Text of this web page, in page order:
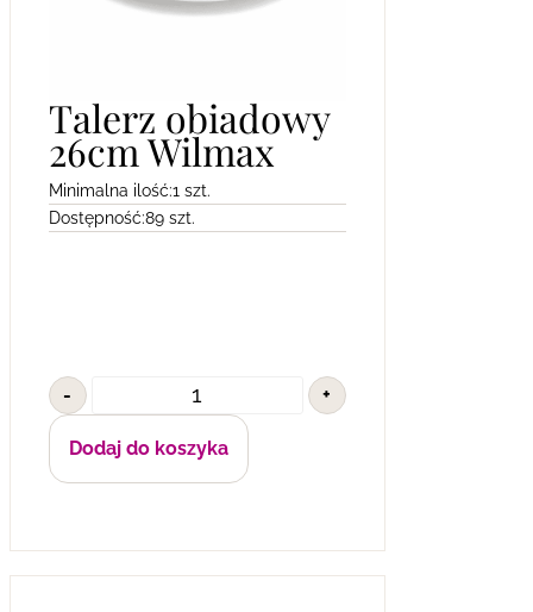
Talerz obiadowy
26cm Wilmax
Minimalna ilość:1 szt.
Dostępność:89 szt.
- +
Dodaj do koszyka